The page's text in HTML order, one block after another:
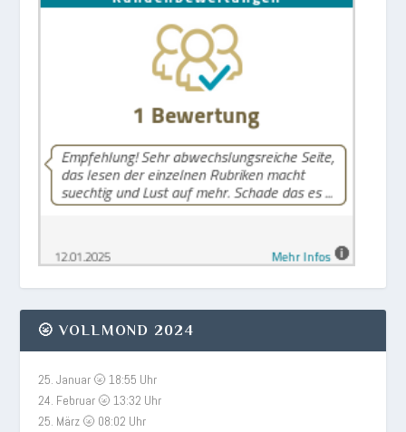
🌝 VOLLMOND 2024
25. Januar 🌝 18:55 Uhr
24. Februar 🌝 13:32 Uhr
25. März 🌝 08:02 Uhr